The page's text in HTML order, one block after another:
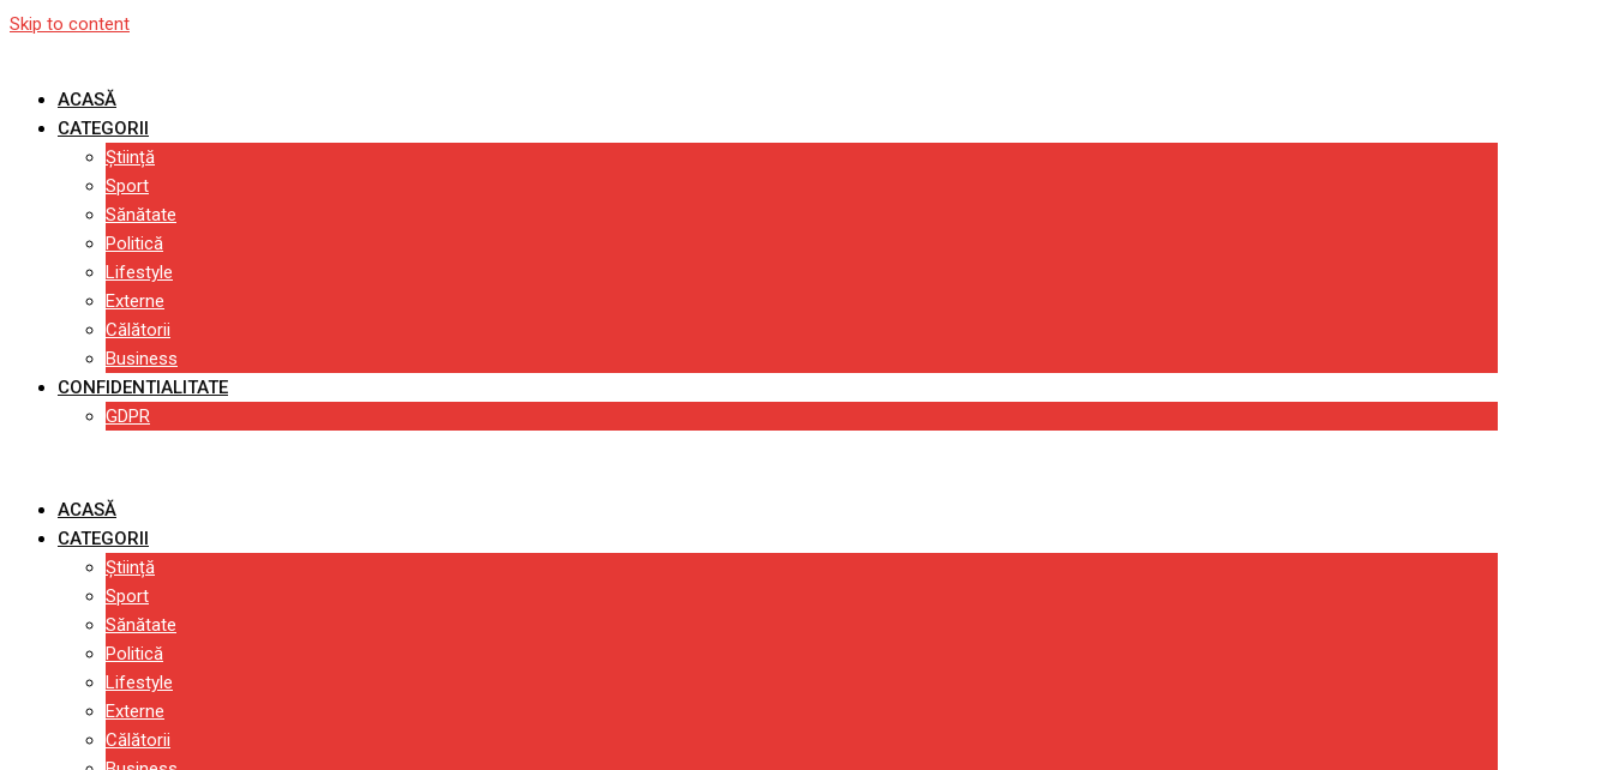
Skip to content
ACASĂ
CATEGORII
Știință
Sport
Sănătate
Politică
Lifestyle
Externe
Călătorii
Business
CONFIDENTIALITATE
GDPR
ACASĂ
CATEGORII
Știință
Sport
Sănătate
Politică
Lifestyle
Externe
Călătorii